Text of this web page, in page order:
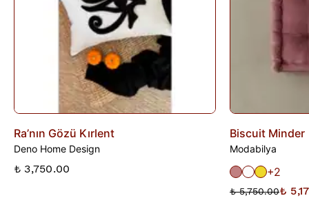
Ra’nın Gözü Kırlent
Deno Home Design
₺ 3,750.00
Biscuit Minder
Modabilya
+2
₺ 5,750.00₺